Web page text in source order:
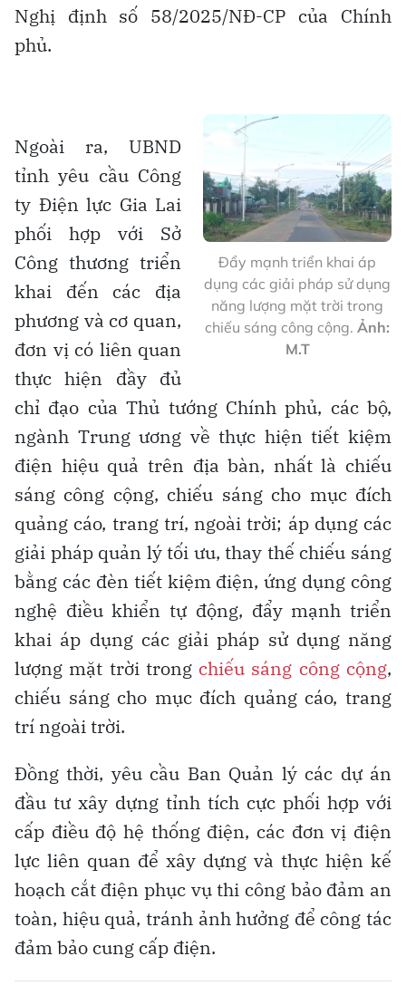
Nghị định số 58/2025/NĐ-CP của Chính
phủ.
Đẩy mạnh triển khai áp
dụng các giải pháp sử dụng
năng lượng mặt trời trong
chiếu sáng công cộng. Ảnh:
M.T
Ngoài ra, UBND
tỉnh yêu cầu Công
ty Điện lực Gia Lai
phối hợp với Sở
Công thương triển
khai đến các địa
phương và cơ quan,
đơn vị có liên quan
thực hiện đầy đủ
chỉ đạo của Thủ tướng Chính phủ, các bộ,
ngành Trung ương về thực hiện tiết kiệm
điện hiệu quả trên địa bàn, nhất là chiếu
sáng công cộng, chiếu sáng cho mục đích
quảng cáo, trang trí, ngoài trời; áp dụng các
giải pháp quản lý tối ưu, thay thế chiếu sáng
bằng các đèn tiết kiệm điện, ứng dụng công
nghệ điều khiển tự động, đẩy mạnh triển
khai áp dụng các giải pháp sử dụng năng
lượng mặt trời trong chiếu sáng công cộng,
chiếu sáng cho mục đích quảng cáo, trang
trí ngoài trời.
Đồng thời, yêu cầu Ban Quản lý các dự án
đầu tư xây dựng tỉnh tích cực phối hợp với
cấp điều độ hệ thống điện, các đơn vị điện
lực liên quan để xây dựng và thực hiện kế
hoạch cắt điện phục vụ thi công bảo đảm an
toàn, hiệu quả, tránh ảnh hưởng để công tác
đảm bảo cung cấp điện.